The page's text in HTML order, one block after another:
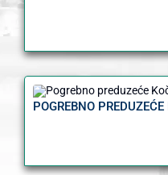
POGREBNO PREDUZEĆE